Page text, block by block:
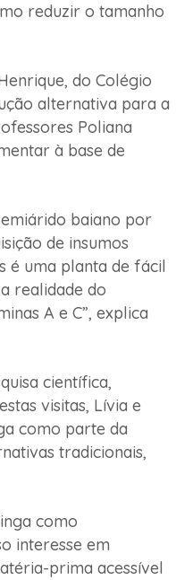
reduzir o tamanho
do Colégio
alternativa para a
Poliana
à base de
baiano por
de insumos
é uma planta de fácil
realidade do
A e C”, explica
científica,
visitas, Lívia e
como parte da
tradicionais,
como
interesse em
prima acessível